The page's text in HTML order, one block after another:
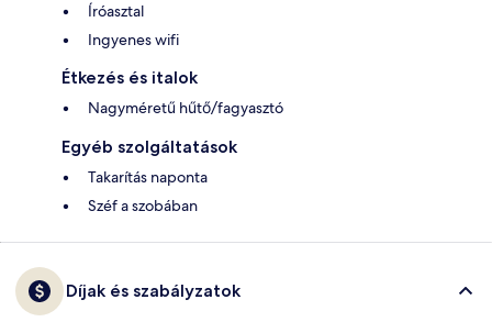
Íróasztal
Ingyenes wifi
Étkezés és italok
Nagyméretű hűtő/fagyasztó
Egyéb szolgáltatások
Takarítás naponta
Széf a szobában
Díjak és szabályzatok